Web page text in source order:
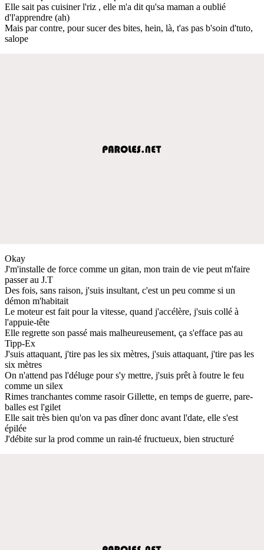
Elle sait pas cuisiner l'riz , elle m'a dit qu'sa maman a oublié
d'l'apprendre (ah)
Mais par contre, pour sucer des bites, hein, là, t'as pas b'soin d'tuto,
salope
Okay
J'm'installe de force comme un gitan, mon train de vie peut m'faire
passer au J.T
Des fois, sans raison, j'suis insultant, c'est un peu comme si un
démon m'habitait
Le moteur est fait pour la vitesse, quand j'accélère, j'suis collé à
l'appuie-tête
Elle regrette son passé mais malheureusement, ça s'efface pas au
Tipp-Ex
J'suis attaquant, j'tire pas les six mètres, j'suis attaquant, j'tire pas les
six mètres
On n'attend pas l'déluge pour s'y mettre, j'suis prêt à foutre le feu
comme un silex
Rimes tranchantes comme rasoir Gillette, en temps de guerre, pare-
balles est l'gilet
Elle sait très bien qu'on va pas dîner donc avant l'date, elle s'est
épilée
J'débite sur la prod comme un rain-té fructueux, bien structuré